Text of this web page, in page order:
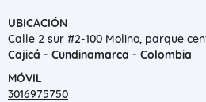
UBICACIÓN
Calle 2 sur #2-100 Molino, parque
Cajicá - Cundinamarca - Colombia
MÓVIL
3016975750